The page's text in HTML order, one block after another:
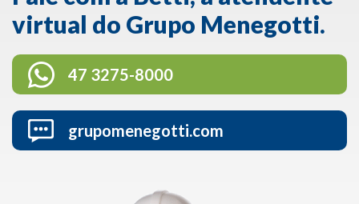
virtual do Grupo Menegotti.
47 3275-8000
grupomenegotti.com